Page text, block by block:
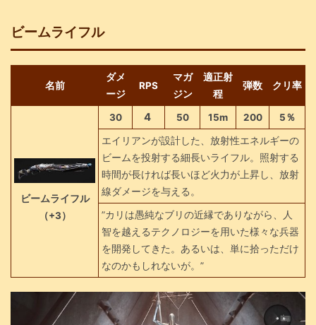
ビームライフル
名前
ダメ
ージ
RPS
マガ
ジン
適正射
程
弾数 クリ率
ビームライフル
（+3）
30 4 50 15m 200 5％
エイリアンが設計した、放射性エネルギーの
ビームを投射する細長いライフル。照射する
時間が長ければ長いほど火力が上昇し、放射
線ダメージを与える。
”カリは愚純なブリの近縁でありながら、人
智を越えるテクノロジーを用いた様々な兵器
を開発してきた。あるいは、単に拾っただけ
なのかもしれないが。”